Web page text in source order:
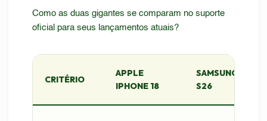
Como as duas gigantes se comparam no suporte
oficial para seus lançamentos atuais?
CRITÉRIO
APPLE
IPHONE 18
SAMSUNG
S26